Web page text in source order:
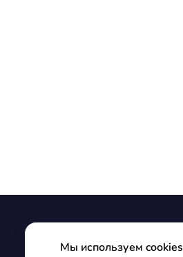
Мы используем cookies